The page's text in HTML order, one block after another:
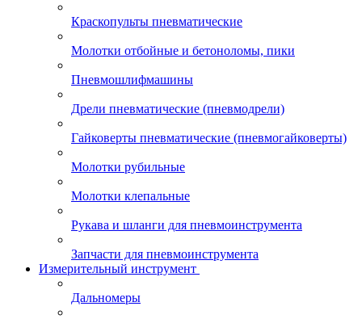
Краскопульты пневматические
Молотки отбойные и бетоноломы, пики
Пневмошлифмашины
Дрели пневматические (пневмодрели)
Гайковерты пневматические (пневмогайковерты)
Молотки рубильные
Молотки клепальные
Рукава и шланги для пневмоинструмента
Запчасти для пневмоинструмента
Измерительный инструмент
Дальномеры